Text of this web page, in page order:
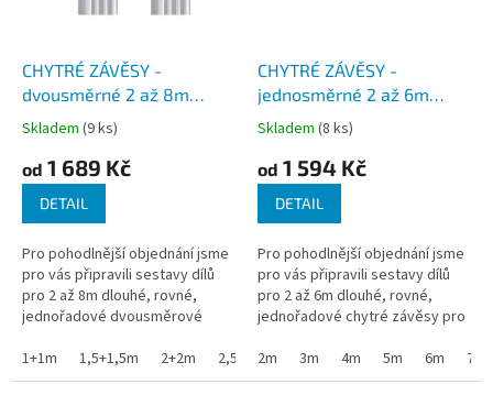
CHYTRÉ ZÁVĚSY -
dvousměrné 2 až 8m
dlouhé sady dílů
jednořadových závěsů bez
pohonu - SMART CURTAIN
ST
Skladem (9 ks)
od 1 689 Kč
DETAIL
Pro pohodlnější objednání jsme
pro vás připravili sestavy dílů
pro 2 až 8m dlouhé, rovné,
jednořadové dvousměrové
strop. Sady bez motoru a...
1+1m 1,5+1,5m 2+2m 2,5+2,5m 3+3m 3,5+3,5m 4+4m
CHYTRÉ ZÁVĚSY -
jednosměrné 2 až 6m
dlouhé sady dílů
jednořadových závěsů bez
pohonu - SMART CURTAIN
ST
Skladem (8 ks)
od 1 594 Kč
DETAIL
Pro pohodlnější objednání jsme
pro vás připravili sestavy dílů
pro 2 až 6m dlouhé, rovné,
jednořadové chytré závěsy pro
motoru a dálkových ovladačů...
2m 3m 4m 5m 6m 7m